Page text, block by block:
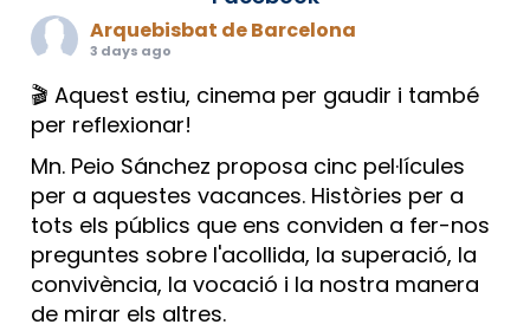
Arquebisbat de Barcelona
3 days ago
🎬 Aquest estiu, cinema per gaudir i també
per reflexionar!
Mn. Peio Sánchez proposa cinc pel·lícules
per a aquestes vacances. Històries per a
tots els públics que ens conviden a fer-nos
preguntes sobre l'acollida, la superació, la
convivència, la vocació i la nostra manera
de mirar els altres.